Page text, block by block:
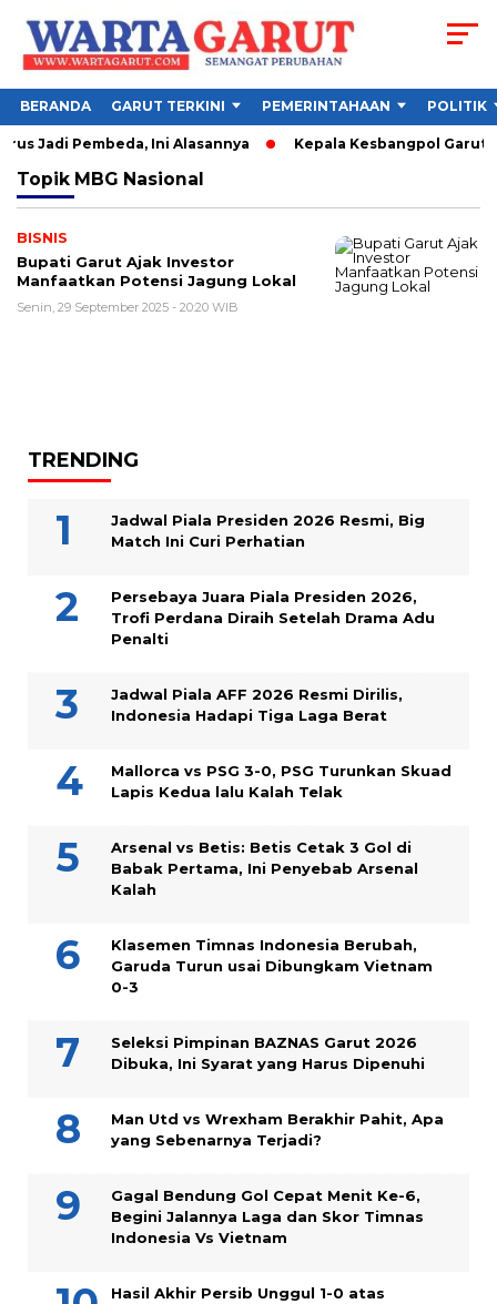
BERANDA GARUT TERKINI PEMERINTAHAAN POLITIK
Jadi Pembeda, Ini Alasannya Kepala Kesbangpol Garut
Topik MBG Nasional
BISNIS
Bupati Garut Ajak Investor
Manfaatkan Potensi Jagung Lokal
Senin, 29 September 2025 - 20:20 WIB
TRENDING
Jadwal Piala Presiden 2026 Resmi, Big
Match Ini Curi Perhatian
Persebaya Juara Piala Presiden 2026,
Trofi Perdana Diraih Setelah Drama Adu
Penalti
Jadwal Piala AFF 2026 Resmi Dirilis,
Indonesia Hadapi Tiga Laga Berat
Mallorca vs PSG 3-0, PSG Turunkan Skuad
Lapis Kedua lalu Kalah Telak
Arsenal vs Betis: Betis Cetak 3 Gol di
Babak Pertama, Ini Penyebab Arsenal
Kalah
Klasemen Timnas Indonesia Berubah,
Garuda Turun usai Dibungkam Vietnam
0-3
Seleksi Pimpinan BAZNAS Garut 2026
Dibuka, Ini Syarat yang Harus Dipenuhi
Man Utd vs Wrexham Berakhir Pahit, Apa
yang Sebenarnya Terjadi?
Gagal Bendung Gol Cepat Menit Ke-6,
Begini Jalannya Laga dan Skor Timnas
Indonesia Vs Vietnam
Hasil Akhir Persib Unggul 1-0 atas